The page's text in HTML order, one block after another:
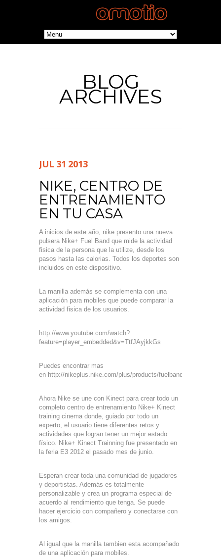
BLOG
ARCHIVES
JUL 31 2013
NIKE, CENTRO DE
ENTRENAMIENTO
EN TU CASA
A inicios de este año, nike presento una nueva
pulsera Nike+ Fuel Band que mide la actividad
fisica de la persona que la utilize, desde los
pasos hasta las calorias. Todos los deportes son
incluidos en este dispositivo.
La manilla además se complementa con una
aplicación para mobiles que puede comparar la
actividad fisica de los usuarios.
http://www.youtube.com/watch?
feature=player_embedded&v=TtfJAyjkkGs
Puedes encontrar mas
en http://nikeplus.nike.com/plus/products/fuelband
Ahora Nike se une con Kinect para crear todo un
completo centro de entrenamiento Nike+ Kinect
training cinema donde, guiado por todo un
experto, el usuario tiene diferentes retos y
actividades que logran tener un mejor estado
físico. Nike+ Kinect Trainning fue presentado en
la feria E3 2012 el pasado mes de junio.
Esperan crear toda una comunidad de jugadores
y deportistas. Además es totalmente
personalizable y crea un programa especial de
acuerdo al rendimiento que tenga. Se puede
hacer ejercicio con compañero y conectarse con
los amigos.
Al igual que la manilla tambien esta acompañado
de una aplicación para mobiles.